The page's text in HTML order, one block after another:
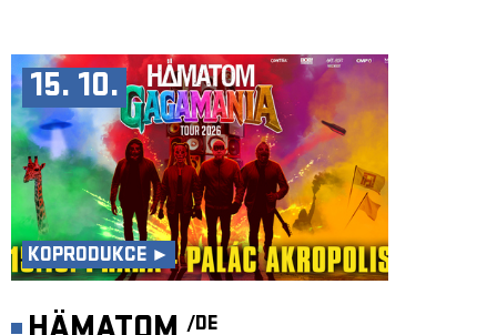
15. 10.
KOPRODUKCE ►
/DE